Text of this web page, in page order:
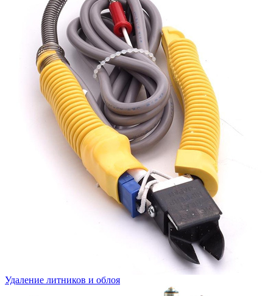
Удаление литников и облоя